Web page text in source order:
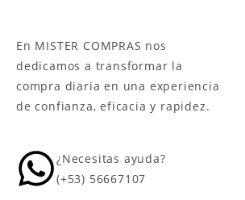
En MISTER COMPRAS nos
dedicamos a transformar la
compra diaria en una experiencia
de confianza, eficacia y rapidez.
¿Necesitas ayuda?
(+53) 56667107